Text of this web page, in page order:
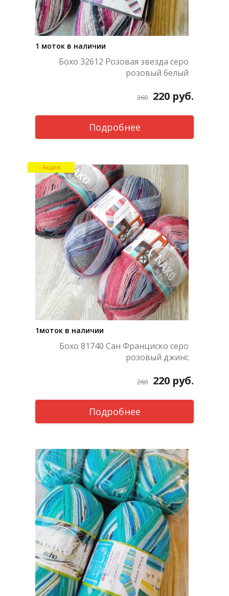
1 моток в наличии
Бохо 32612 Розовая звезда серо
розовый белый
260 220 руб.
Подробнее
Акция
1моток в наличии
Бохо 81740 Сан Франциско серо
розовый джинс
260 220 руб.
Подробнее